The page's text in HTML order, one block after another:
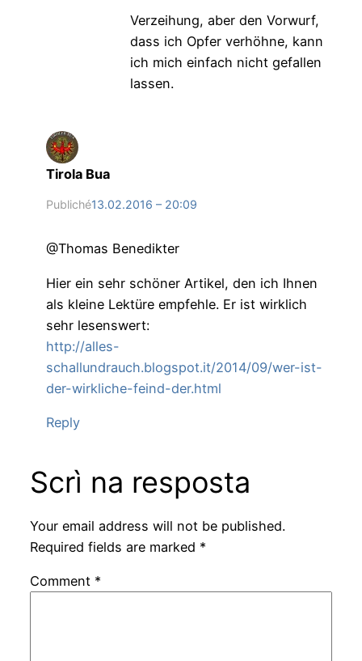
Verzeihung, aber den Vorwurf,
dass ich Opfer verhöhne, kann
ich mich einfach nicht gefallen
lassen.
Tirola Bua
Publiché13.02.2016 – 20:09
@Thomas Benedikter
Hier ein sehr schöner Artikel, den ich Ihnen
als kleine Lektüre empfehle. Er ist wirklich
sehr lesenswert:
http://alles-
schallundrauch.blogspot.it/2014/09/wer-ist-
der-wirkliche-feind-der.html
Reply
Scrì na resposta
Your email address will not be published.
Required fields are marked *
Comment *